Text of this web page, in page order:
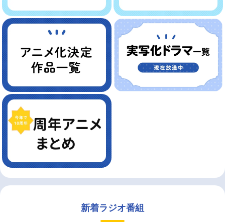
新着ラジオ番組